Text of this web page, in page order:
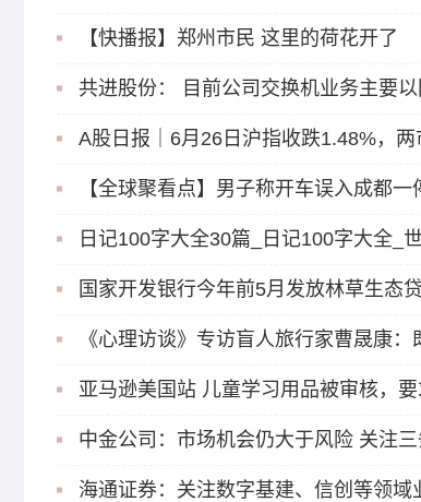
【快播报】郑州市民 这里的荷花开了
A股日报｜6月26日沪指收跌1.48%，
日记100字大全30篇_日记100字大全_
国家开发银行今年前5月发放林草生态
亚马逊美国站 儿童学习用品被审核，
中金公司：市场机会仍大于风险 关注
海通证券：关注数字基建、信创等领